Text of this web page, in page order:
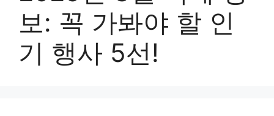
보: 꼭 가봐야 할 인
기 행사 5선!